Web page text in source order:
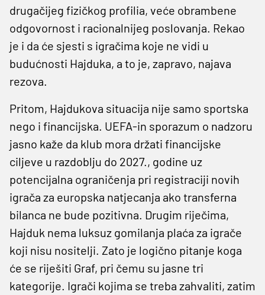
drugačijeg fizičkog profilia, veće obrambene
odgovornost i racionalnijeg poslovanja. Rekao
je i da će sjesti s igračima koje ne vidi u
budućnosti Hajduka, a to je, zapravo, najava
rezova.
Pritom, Hajdukova situacija nije samo sportska
nego i financijska. UEFA-in sporazum o nadzoru
jasno kaže da klub mora držati financijske
ciljeve u razdoblju do 2027., godine uz
potencijalna ograničenja pri registraciji novih
igrača za europska natjecanja ako transferna
bilanca ne bude pozitivna. Drugim riječima,
Hajduk nema luksuz gomilanja plaća za igrače
koji nisu nositelji. Zato je logično pitanje koga
će se riješiti Graf, pri čemu su jasne tri
kategorije. Igrači kojima se treba zahvaliti, zatim